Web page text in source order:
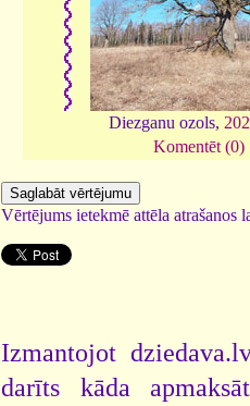
Diezganu ozols,
Komentēt (0)
Vērtējums ietekmē attēla atrašanos
Izmantojot
darīts kāda